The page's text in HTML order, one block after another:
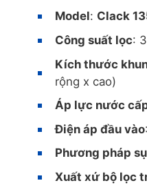
Model: Clack
Công suất lọc:
Kích thước
rộng x cao)
Áp lực nước
Điện áp đầu vào
Phương pháp
Xuất xứ bộ lọc